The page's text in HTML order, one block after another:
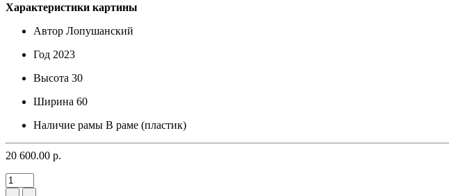
Характеристики картины
Автор Лопушанский
Год 2023
Высота 30
Ширина 60
Наличие рамы В раме (пластик)
20 600.00 р.